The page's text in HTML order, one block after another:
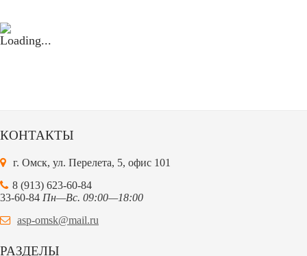
КОНТАКТЫ
г. Омск, ул. Перелета, 5, офис 101
8 (913) 623-60-84
33-60-84 Пн—Вс. 09:00—18:00
asp-omsk@mail.ru
РАЗДЕЛЫ